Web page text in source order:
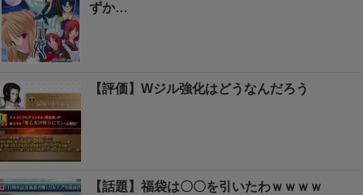
ずか…
【評価】Wジル強化はどうなんだろう
【話題】福袋は〇〇を引いたわｗｗｗｗ